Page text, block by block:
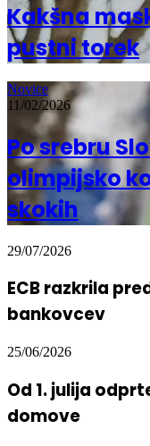
Kakšna
pustni torek
Novice
11/02/2026
Po srebru
olimpijsko
skokih
29/07/2026
ECB razkrila
bankovcev
25/06/2026
Od 1. julija
domove